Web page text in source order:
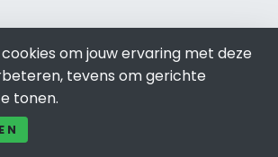
om jouw ervaring met deze
tevens om gerichte
tonen.